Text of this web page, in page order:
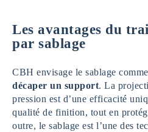
Les avantages du
par sablage
CBH envisage le sablage
décaper un support. La
pression est d’une efficacité
qualité de finition, tout en
outre, le sablage est l’une des